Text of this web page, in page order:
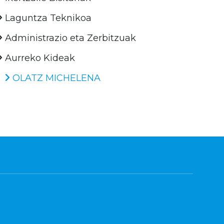
Laguntza Teknikoa
Administrazio eta Zerbitzuak
Aurreko Kideak
OLATZ MICHELENA